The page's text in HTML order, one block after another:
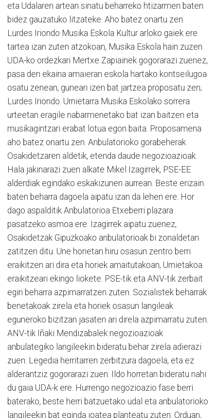
eta Udalaren artean sinatu beharreko htizarmen baten
bidez gauzatuko litzateke. Aho batez onartu zen.
Lurdes Iriondo Musika Eskola Kultur arloko gaiek ere
tartea izan zuten atzokoan, Musika Eskola hain zuzen.
UDA-ko ordezkari Mertxe Zapiainek gogorarazi zuenez,
pasa den ekaina amaieran eskola hartako kontseilugoa
osatu zenean, guneari izen bat jartzea proposatu zen;
Lurdes Iriondo. Urnietarra Musika Eskolako sorrera
urteetan eragile nabarmenetako bat izan baitzen eta
musikagintzari erabat lotua egon baita. Proposamena
aho batez onartu zen. Anbulatorioko gorabeherak
Osakidetzaren aldetik, etenda daude negozioazioak.
Hala jakinarazi zuen alkate Mikel Izagirrek, PSE-EE
alderdiak egindako eskakizunen aurrean. Beste erizain
baten beharra dagoela aipatu izan da lehen ere. Hor
dago aspalditik Anbulatorioa Etxeberri plazara
pasatzeko asmoa ere. Izagirrek aipatu zuenez,
Osakidetzak Gipuzkoako anbulatorioak bi zonaldetan
zatitzen ditu. Une honetan hiru osasun zentro berri
eraikitzen ari dira eta horiek amaitutakoan, Urnietakoa
eraikitzeari ekingo liokete. PSE-tik eta ANV-tik zerbait
egin beharra azpimarratzen zuten. Sozialistek beharrak
benetakoak zirela eta horiek osasun langileak
eguneroko bizitzan jasaten ari direla azpimarratu zuten.
ANV-tik Iñaki Mendizabalek negozioazioak
anbulategiko langileekin bideratu behar zirela adierazi
zuen. Legedia herritarren zerbitzura dagoela, eta ez
alderantziz gogorarazi zuen. Ildo horretan bideratu nahi
du gaia UDA-k ere. Hurrengo negozioazio fase berri
baterako, beste herri batzuetako udal eta anbulatorioko
langileekin bat eginda joatea planteatu zuten. Orduan,